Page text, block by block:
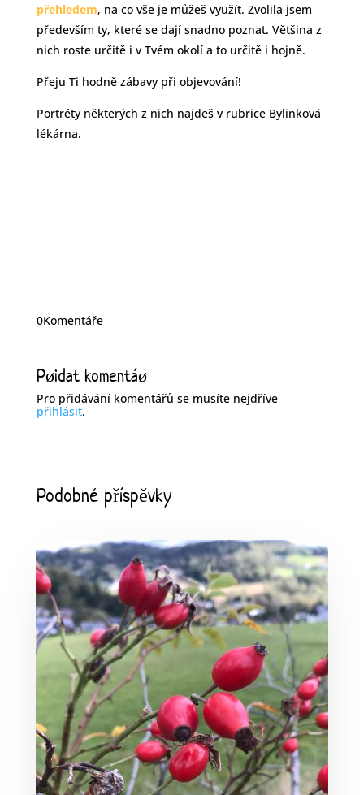
přehledem, na co vše je můžeš využít. Zvolila jsem
především ty, které se dají snadno poznat. Většina z
nich roste určitě i v Tvém okolí a to určitě i hojně.
Přeju Ti hodně zábavy při objevování!
Portréty některých z nich najdeš v rubrice Bylinková
lékárna.
0Komentáře
Pøidat komentáø
Pro přidávání komentářů se musíte nejdříve
přihlásit.
Podobné příspěvky